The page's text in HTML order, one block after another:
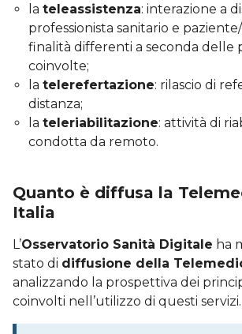
la teleassistenza: interazione a
professionista sanitario e
finalità differenti a seconda delle
coinvolte;
la telerefertazione: rilascio di
distanza;
la teleriabilitazione: attività di
condotta da remoto.
Quanto è diffusa la
Italia
L’Osservatorio Sanità Digitale ha
stato di diffusione della
analizzando la prospettiva dei
coinvolti nell’utilizzo di questi servizi.